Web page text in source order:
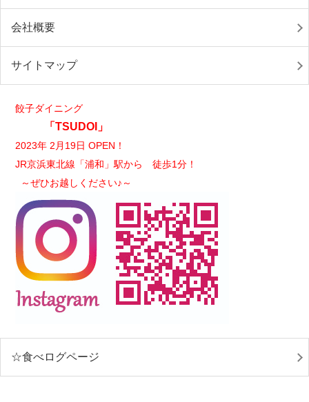
会社概要
サイトマップ
餃子ダイニング
「TSUDOI」
2023年 2月19日 OPEN！
JR京浜東北線「浦和」駅から 徒歩1分！
～ぜひお越しください♪～
☆食べログページ